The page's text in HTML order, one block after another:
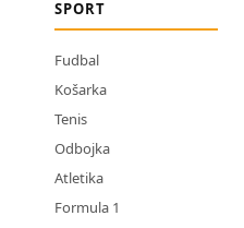
SPORT
Fudbal
Košarka
Tenis
Odbojka
Atletika
Formula 1